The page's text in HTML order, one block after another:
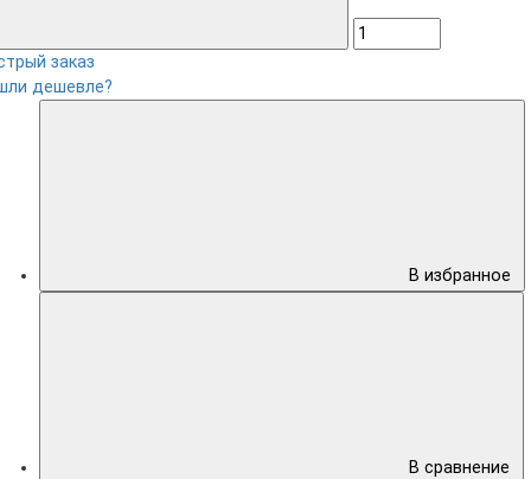
заказ
дешевле?
В избранное
В сравнение